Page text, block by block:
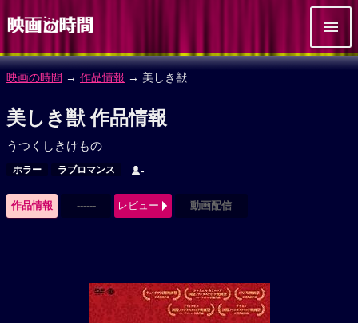
映画の時間 → 作品情報 → 美しき獣
美しき獣 作品情報
うつくしきけもの
ホラー ラブロマンス -
作品情報 ------ レビュー 動画配信